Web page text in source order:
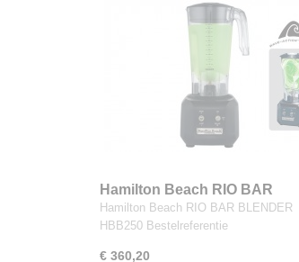
Hamilton Beach RIO BAR
BLENDER HBB250
Hamilton Beach RIO BAR BLENDER
HBB250 Bestelreferentie
€ 360,20